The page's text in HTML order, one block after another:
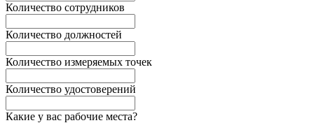
Количество сотрудников
Количество должностей
Количество измеряемых точек
Количество удостоверений
Какие у вас рабочие места?